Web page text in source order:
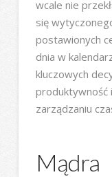
wcale nie
się
postawionych
dnia w
kluczowych
produktywność
zarządzaniu
Mądra